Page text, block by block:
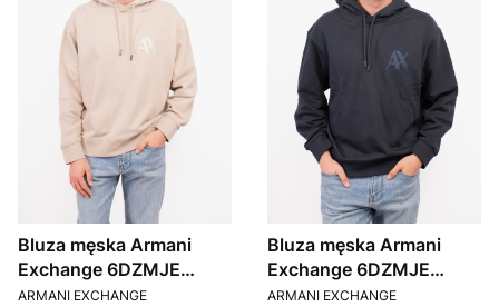
Bluza męska Armani
Exchange 6DZMJE
ZJ4XZ beżowy
PRODUCENT
ARMANI EXCHANGE
Bluza męska Armani
Exchange 6DZMJE
ZJ4XZ granatowy
PRODUCENT
ARMANI EXCHANGE